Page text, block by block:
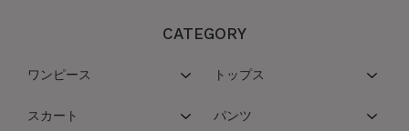
CATEGORY
ワンピース トップス
スカート パンツ